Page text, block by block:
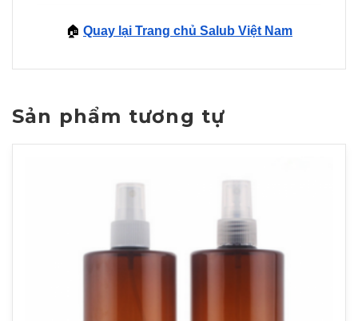
🏠 Quay lại Trang chủ Salub Việt Nam
Sản phẩm tương tự